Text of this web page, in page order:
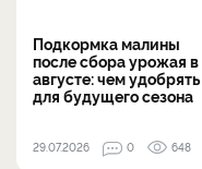
Подкормка малины
после сбора урожая в
августе: чем удобрять
для будущего сезона
29.07.2026 0 648